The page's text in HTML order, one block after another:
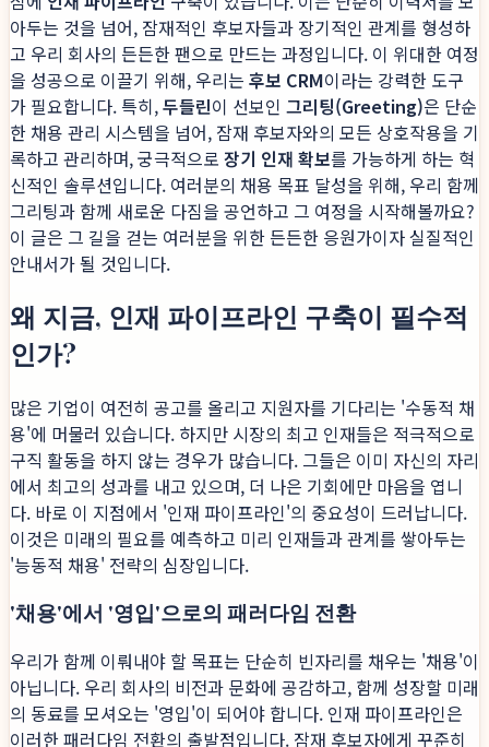
아두는 것을 넘어, 잠재적인 후보자들과 장기적인 관계를 형성하
고 우리 회사의 든든한 팬으로 만드는 과정입니다. 이 위대한 여정
을 성공으로 이끌기 위해, 우리는 후보 CRM이라는 강력한 도구
가 필요합니다. 특히,두들린이 선보인 그리팅(Greeting)은 단순
한 채용 관리 시스템을 넘어, 잠재 후보자와의 모든 상호작용을 기
록하고 관리하며, 궁극적으로 장기 인재 확보를 가능하게 하는 혁
신적인 솔루션입니다. 여러분의 채용 목표 달성을 위해, 우리 함께
그리팅과 함께 새로운 다짐을 공언하고 그 여정을 시작해볼까요?
이 글은 그 길을 걷는 여러분을 위한 든든한 응원가이자 실질적인
안내서가 될 것입니다.
왜 지금, 인재 파이프라인 구축이 필수적
인가?
많은 기업이 여전히 공고를 올리고 지원자를 기다리는 '수동적 채
용'에 머물러 있습니다. 하지만 시장의 최고 인재들은 적극적으로
구직 활동을 하지 않는 경우가 많습니다. 그들은 이미 자신의 자리
에서 최고의 성과를 내고 있으며, 더 나은 기회에만 마음을 엽니
다. 바로 이 지점에서 '인재 파이프라인'의 중요성이 드러납니다.
이것은 미래의 필요를 예측하고 미리 인재들과 관계를 쌓아두는
'능동적 채용' 전략의 심장입니다.
'채용'에서 '영입'으로의 패러다임 전환
우리가 함께 이뤄내야 할 목표는 단순히 빈자리를 채우는 '채용'이
아닙니다. 우리 회사의 비전과 문화에 공감하고, 함께 성장할 미래
의 동료를 모셔오는 '영입'이 되어야 합니다. 인재 파이프라인은
이러한 패러다임 전환의 출발점입니다. 잠재 후보자에게 꾸준히